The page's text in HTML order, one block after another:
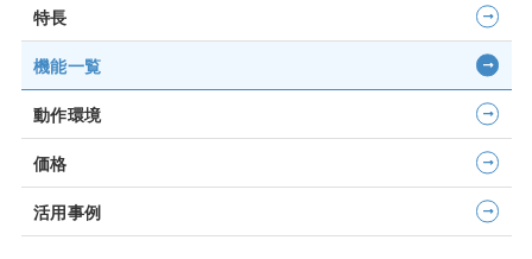
特長
機能一覧
動作環境
価格
活用事例